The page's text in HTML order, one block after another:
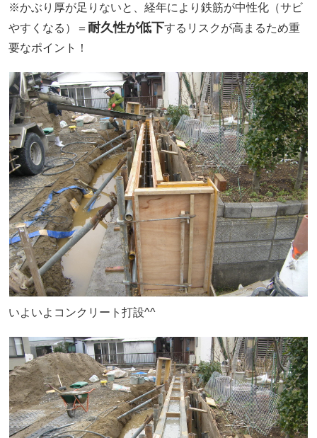
※かぶり厚が足りないと、経年により鉄筋が中性化（サビ
やすくなる）＝ 耐久性が低下するリスクが高まるため重
要なポイント！
いよいよコンクリート打設^^